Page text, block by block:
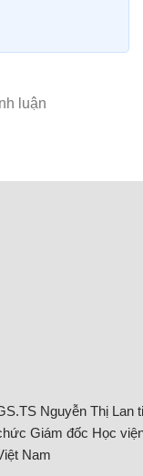
Nguyễn Thị Lan
Giám đốc Học
Nam